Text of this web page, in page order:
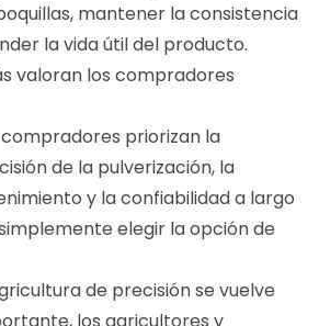
mantener la consistencia
la vida útil del producto.
valoran los compradores
priorizan la
de la pulverización, la
y la confiabilidad a largo
elegir la opción de
de precisión se vuelve